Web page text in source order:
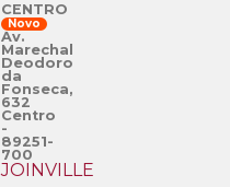
CENTRO
Novo
Av.
Marechal
Deodoro
da
Fonseca,
632
Centro
-
89251-
700
JOINVILLE